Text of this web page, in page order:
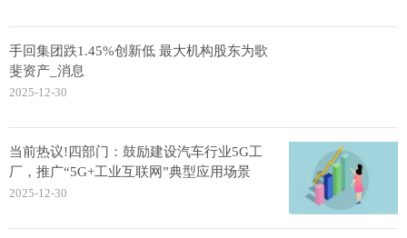
手回集团跌1.45%创新低 最大机构股东为歌
斐资产_消息
2025-12-30
当前热议!四部门：鼓励建设汽车行业5G工
厂，推广“5G+工业互联网”典型应用场景
2025-12-30